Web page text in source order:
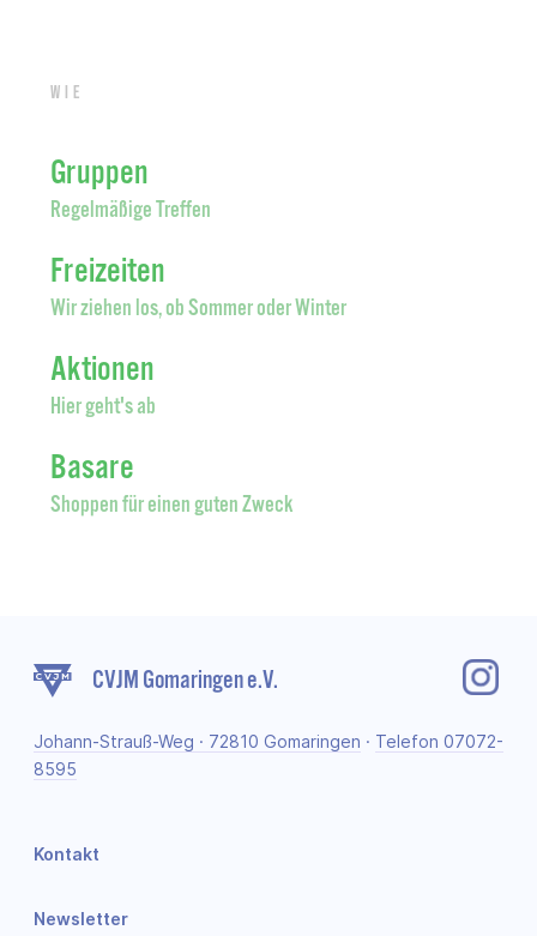
Wie
Gruppen
Regelmäßige Treffen
Freizeiten
Wir ziehen los, ob Sommer oder Winter
Aktionen
Hier geht's ab
Basare
Shoppen für einen guten Zweck
CVJM Gomaringen e.V.
Johann-Strauß-Weg · 72810 Gomaringen · Telefon 07072-
8595
Kontakt
Newsletter